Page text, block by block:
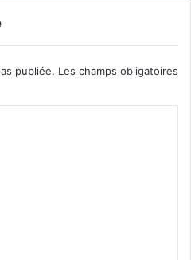
publiée. Les champs obligatoires